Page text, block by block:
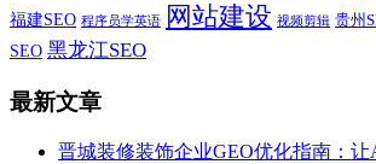
福建SEO 程序员学英语 网站建设 视频剪辑 贵州
SEO 黑龙江SEO
最新文章
晋城装修装饰企业GEO优化指南：